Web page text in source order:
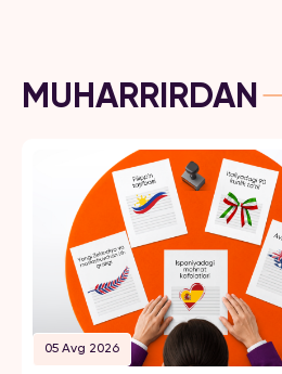
MUHARRIRDAN
05 Avg 2026